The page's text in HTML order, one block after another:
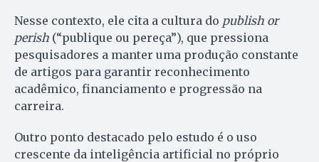
Nesse contexto, ele cita a cultura do publish or
perish (“publique ou pereça”), que pressiona
pesquisadores a manter uma produção constante
de artigos para garantir reconhecimento
acadêmico, financiamento e progressão na
carreira.
Outro ponto destacado pelo estudo é o uso
crescente da inteligência artificial no próprio